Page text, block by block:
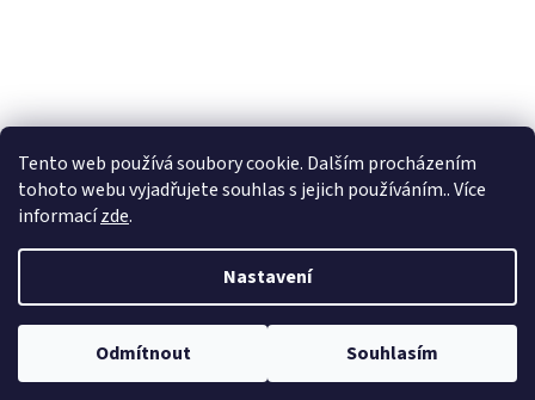
Tento web používá soubory cookie. Dalším procházením
tohoto webu vyjadřujete souhlas s jejich používáním.. Více
informacízde.
Nastavení
Odmítnout Souhlasím